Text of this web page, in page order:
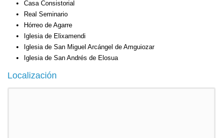
Casa Consistorial
Real Seminario
Hórreo de Agarre
Iglesia de Elixamendi
Iglesia de San Miguel Arcángel de Amguiozar
Iglesia de San Andrés de Elosua
Localización